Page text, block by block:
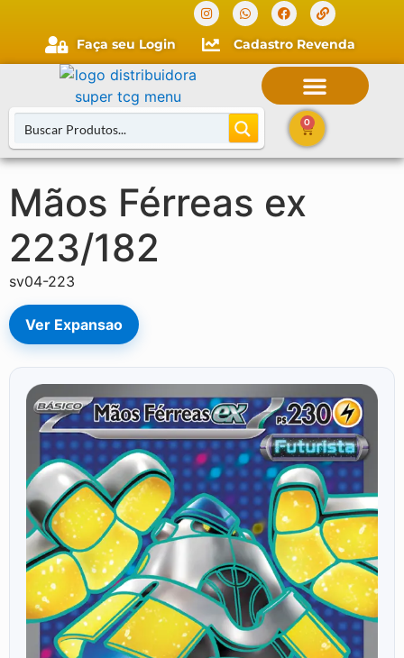
Faça seu Login Cadastro Revenda
0
Mãos Férreas ex
223/182
sv04-223
Ver Expansao